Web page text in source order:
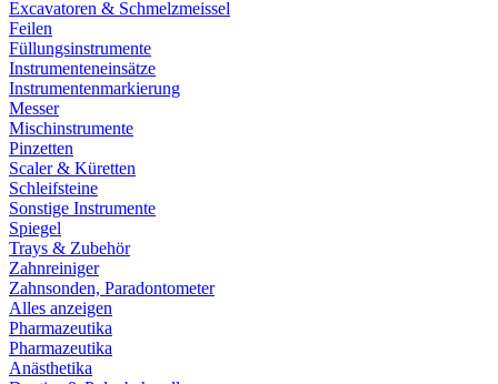
Excavatoren & Schmelzmeissel
Feilen
Füllungsinstrumente
Instrumenteneinsätze
Instrumentenmarkierung
Messer
Mischinstrumente
Pinzetten
Scaler & Küretten
Schleifsteine
Sonstige Instrumente
Spiegel
Trays & Zubehör
Zahnreiniger
Zahnsonden, Paradontometer
Alles anzeigen
Pharmazeutika
Pharmazeutika
Anästhetika